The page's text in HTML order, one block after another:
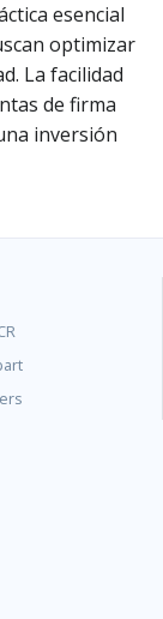
esencial
optimizar
La facilidad
de firma
inversión